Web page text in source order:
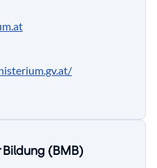
(BMB)